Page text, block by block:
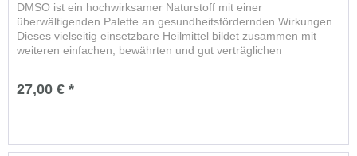
DMSO ist ein hochwirksamer Naturstoff mit einer
überwältigenden Palette an gesundheitsfördernden Wirkungen.
Dieses vielseitig einsetzbare Heilmittel bildet zusammen mit
weiteren einfachen, bewährten und gut verträglichen
27,00 € *